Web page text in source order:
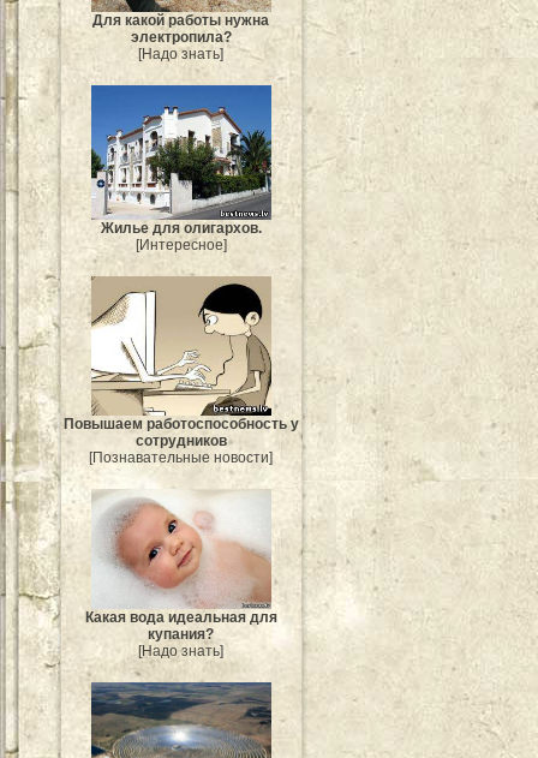
Для какой работы нужна
электропила?
[Надо знать]
Жилье для олигархов.
[Интересное]
Повышаем работоспособность у
сотрудников
[Познавательные новости]
Какая вода идеальная для
купания?
[Надо знать]